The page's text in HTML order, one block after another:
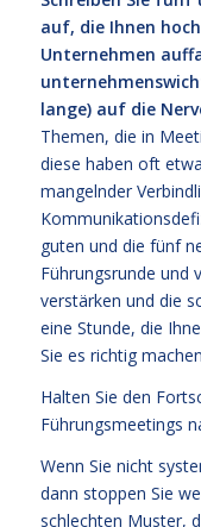
auf, die Ihnen
Unternehmen
lange) auf die
Themen, die in
diese haben oft
mangelnder
guten und die fünf
Führungsrunde und
verstärken und die
eine Stunde, die
Sie es richtig
Halten Sie den
Führungsmeetings
Wenn Sie nicht
dann stoppen Sie
schlechten Muster,